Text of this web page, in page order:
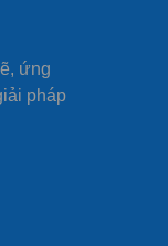
ứng
pháp